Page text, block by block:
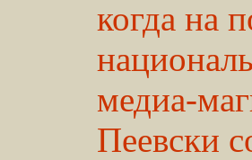
когда на
медиа-
Пеевски